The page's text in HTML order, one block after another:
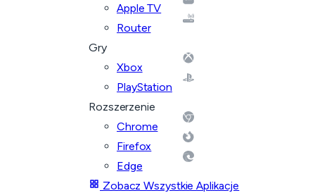
Apple TV
Router
Gry
Xbox
PlayStation
Rozszerzenie
Chrome
Firefox
Edge
Zobacz Wszystkie Aplikacje